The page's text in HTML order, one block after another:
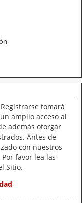
tomará
amplio acceso al
además otorgar
Antes de
con nuestros
favor lea las
Sitio.